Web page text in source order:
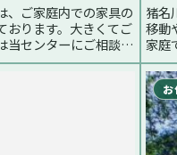
、ご家庭内での家具の
おります。大きくてご
当センターにご相談く
部階段を使用）等6点
続く
猪名
移動
家庭
ださ
レー
お